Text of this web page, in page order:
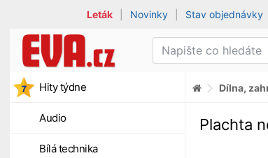
Leták Novinky Stav objednávky
Hity týdne
Audio
Bílá technika
Dílna,
Plachta